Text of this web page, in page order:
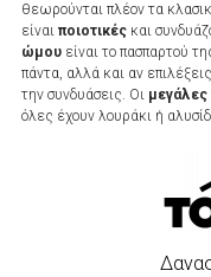
θεωρούνται πλέον τα
είναι ποιοτικές και
ώμου είναι το πασπαρτού
πάντα, αλλά και αν
την συνδυάσεις. Οι
όλες έχουν λουράκι ή